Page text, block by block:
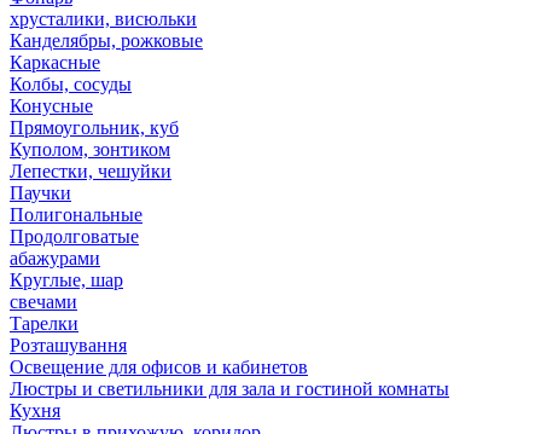
хрусталики, висюльки
Канделябры, рожковые
Каркасные
Колбы, сосуды
Конусные
Прямоугольник, куб
Куполом, зонтиком
Лепестки, чешуйки
Паучки
Полигональные
Продолговатые
абажурами
Круглые, шар
свечами
Тарелки
Розташування
Освещение для офисов и кабинетов
Люстры и светильники для зала и гостиной комнаты
Кухня